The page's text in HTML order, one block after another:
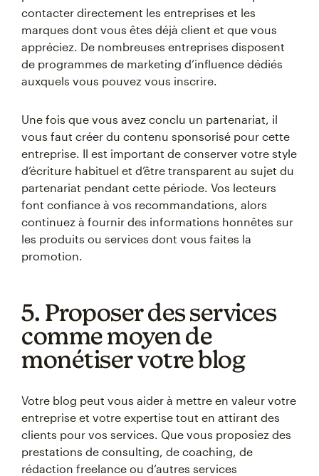
contacter directement les entreprises et les
marques dont vous êtes déjà client et que vous
appréciez. De nombreuses entreprises disposent
de programmes de marketing d’influence dédiés
auxquels vous pouvez vous inscrire.
Une fois que vous avez conclu un partenariat, il
vous faut créer du contenu sponsorisé pour cette
entreprise. Il est important de conserver votre style
d’écriture habituel et d’être transparent au sujet du
partenariat pendant cette période. Vos lecteurs
font confiance à vos recommandations, alors
continuez à fournir des informations honnêtes sur
les produits ou services dont vous faites la
promotion.
5. Proposer des services
comme moyen de
monétiser votre blog
Votre blog peut vous aider à mettre en valeur votre
entreprise et votre expertise tout en attirant des
clients pour vos services. Que vous proposiez des
prestations de consulting, de coaching, de
rédaction freelance ou d’autres services